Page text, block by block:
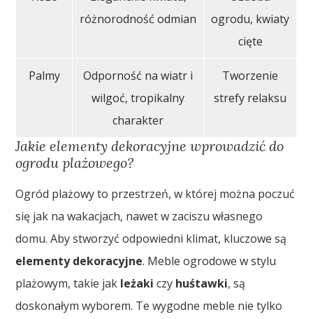
różnorodność odmian
ogrodu, kwiaty
cięte
Palmy
Odporność na wiatr i
wilgoć, tropikalny
charakter
Tworzenie
strefy relaksu
Jakie elementy dekoracyjne wprowadzić do
ogrodu plażowego?
Ogród plażowy to przestrzeń, w której można poczuć
się jak na wakacjach, nawet w zaciszu własnego
domu. Aby stworzyć odpowiedni klimat, kluczowe są
elementy dekoracyjne. Meble ogrodowe w stylu
plażowym, takie jak leżaki czy huśtawki, są
doskonałym wyborem. Te wygodne meble nie tylko